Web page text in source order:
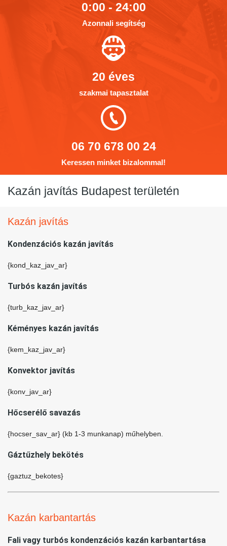
0:00 - 24:00
Azonnali segítség
20 éves
szakmai tapasztalat
06 70 678 00 24
Keressen minket bizalommal!
Kazán javítás Budapest területén
Kazán javítás
Kondenzációs kazán javítás
{kond_kaz_jav_ar}
Turbós kazán javítás
{turb_kaz_jav_ar}
Kéményes kazán javítás
{kem_kaz_jav_ar}
Konvektor javítás
{konv_jav_ar}
Hőcserélő savazás
{hocser_sav_ar} (kb 1-3 munkanap) műhelyben.
Gáztűzhely bekötés
{gaztuz_bekotes}
Kazán karbantartás
Fali vagy turbós kondenzációs kazán karbantartása